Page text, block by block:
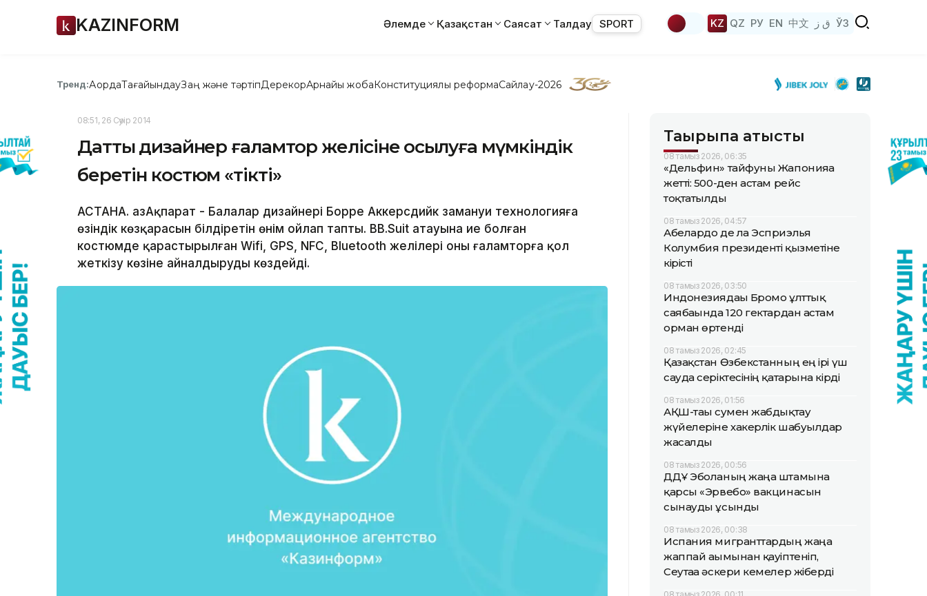
KAZINFORM Әлемде Қазақстан Саясат Талдау SPORT KZ QZ РУ EN 中文 ق ز ЎЗ
Тренд:АқордаТағайындауЗаң және тәртіпДерекқорАрнайы жобаКонституциялық реформаСайлау-2026
08:51, 26 Сәуір 2014
Даттық дизайнер ғаламтор желісіне қосылуға мүмкіндік
беретін костюм «тікті»
АСТАНА. ҚазАқпарат - Балалар дизайнері Борре Аккерсдийк замануи технологияға
өзіндік көзқарасын білдіретін өнім ойлап тапты. BB.Suit атауына ие болған
костюмде қарастырылған Wifi, GPS, NFC, Bluetooth желілері оны ғаламторға қол
жеткізу көзіне айналдыруды көздейді.
Тақырыпқа қатысты
08 тамыз 2026, 06:35
«Дельфин» тайфуны Жапонияға
жетті: 500-ден астам рейс
тоқтатылды
08 тамыз 2026, 04:57
Абелардо де ла Эсприэлья
Колумбия президенті қызметіне
кірісті
08 тамыз 2026, 03:50
Индонезиядағы Бромо ұлттық
саябағында 120 гектардан астам
орман өртенді
08 тамыз 2026, 02:45
Қазақстан Өзбекстанның ең ірі үш
сауда серіктесінің қатарына кірді
08 тамыз 2026, 01:56
АҚШ-тағы сумен жабдықтау
жүйелеріне хакерлік шабуылдар
жасалды
08 тамыз 2026, 00:56
ДДҰ Эболаның жаңа штамына
қарсы «Эрвебо» вакцинасын
сынауды ұсынды
08 тамыз 2026, 00:38
Испания мигранттардың жаңа
жаппай ағымынан қауіптеніп,
Сеутаға әскери кемелер жіберді